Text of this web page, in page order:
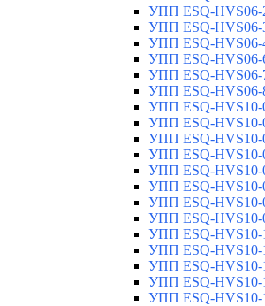
УПП ESQ-HVS06-
УПП ESQ-HVS06-
УПП ESQ-HVS06-
УПП ESQ-HVS06-
УПП ESQ-HVS06-
УПП ESQ-HVS06-
УПП ESQ-HVS10-
УПП ESQ-HVS10-
УПП ESQ-HVS10-
УПП ESQ-HVS10-
УПП ESQ-HVS10-
УПП ESQ-HVS10-
УПП ESQ-HVS10-
УПП ESQ-HVS10-
УПП ESQ-HVS10-
УПП ESQ-HVS10-
УПП ESQ-HVS10-
УПП ESQ-HVS10-
УПП ESQ-HVS10-